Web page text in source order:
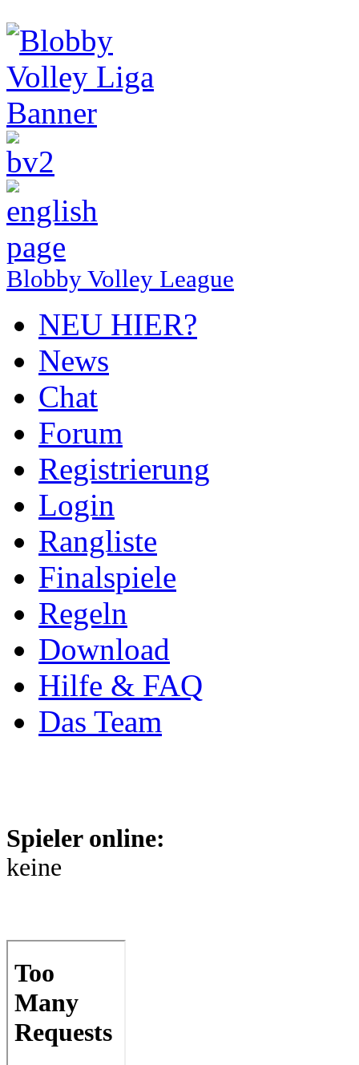
Blobby Volley League
NEU HIER?
News
Chat
Forum
Registrierung
Login
Rangliste
Finalspiele
Regeln
Download
Hilfe & FAQ
Das Team
Spieler online:
keine